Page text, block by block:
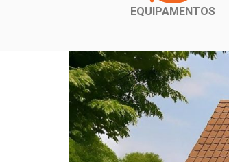
EQUIPAMENTOS